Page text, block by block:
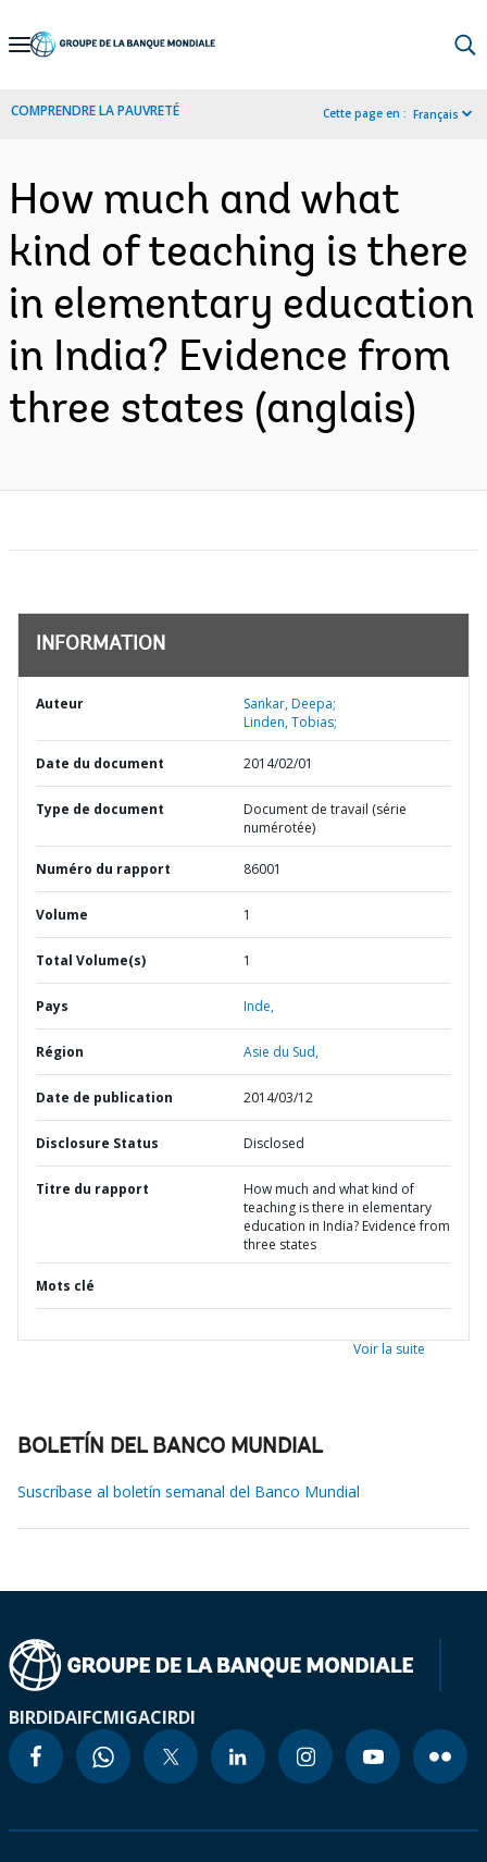
Skip
Navigation
COMPRENDRE LA PAUVRETÉ Cette page en : Français
How much and what
kind of teaching is there
in elementary education
in India? Evidence from
three states (anglais)
INFORMATION
Auteur
Sankar, Deepa;
Linden, Tobias;
Date du document 2014/02/01
Type de document
Document de travail (série
numérotée)
Numéro du rapport 86001
Volume 1
Total Volume(s) 1
Pays Inde,
Région Asie du Sud,
Date de publication 2014/03/12
Disclosure Status Disclosed
Titre du rapport
How much and what kind of
teaching is there in elementary
education in India? Evidence from
three states
Mots clé
Voir la suite
BOLETÍN DEL BANCO MUNDIAL
Suscríbase al boletín semanal del Banco Mundial
BIRDIDAIFCMIGACIRDI